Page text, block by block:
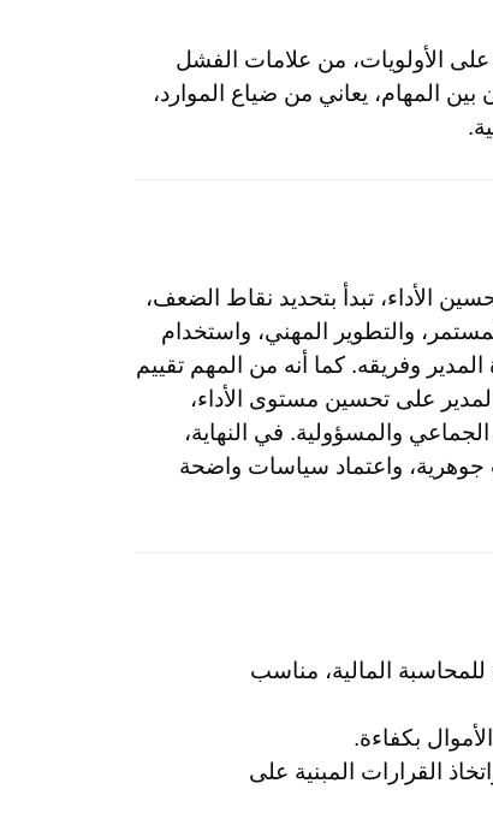
على الأولويات، من علامات الفشل
بين المهام، يعاني من ضياع الموارد،
الأداء، تبدأ بتحديد نقاط الضعف،
والتطوير المهني، واستخدام
وفريقه. كما أنه من المهم تقييم
المدير على تحسين مستوى الأداء،
والمسؤولية. في النهاية،
جوهرية، واعتماد سياسات واضحة
المالية، مناسب
بكفاءة.
القرارات المبنية على